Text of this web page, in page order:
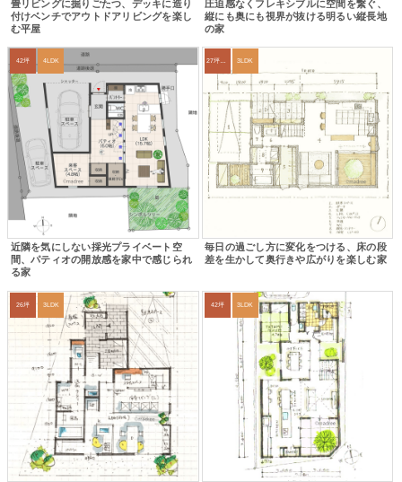
畳リビングに掘りごたつ、デッキに造り
付けベンチでアウトドアリビングを楽し
む平屋
圧迫感なくフレキシブルに空間を繋ぐ、
縦にも奥にも視界が抜ける明るい縦長地
の家
42坪 4LDK
近隣を気にしない採光プライベート空
間、パティオの開放感を家中で感じられ
る家
27坪〜30坪 3LDK
毎日の過ごし方に変化をつける、床の段
差を生かして奥行きや広がりを楽しむ家
26坪 3LDK 42坪 3LDK